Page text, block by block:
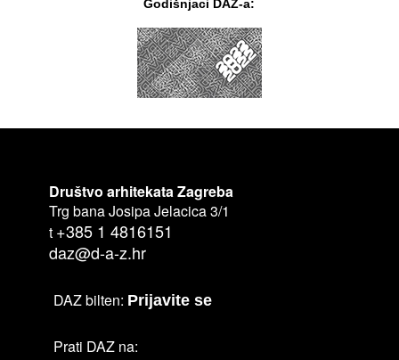
Godišnjaci DAZ-a:
Društvo arhitekata Zagreba
Trg bana Josipa Jelacica 3/1
t +385 1 4816151
daz@d-a-z.hr
DAZ bilten: Prijavite se
Prati DAZ na: